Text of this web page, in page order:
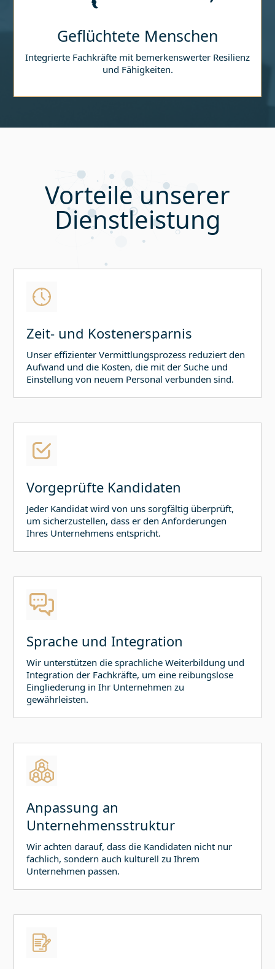
Geflüchtete Menschen
Integrierte Fachkräfte mit bemerkenswerter Resilienz
und Fähigkeiten.
Vorteile unserer
Dienstleistung
Zeit- und Kostenersparnis
Unser effizienter Vermittlungsprozess reduziert den
Aufwand und die Kosten, die mit der Suche und
Einstellung von neuem Personal verbunden sind.
Vorgeprüfte Kandidaten
Jeder Kandidat wird von uns sorgfältig überprüft,
um sicherzustellen, dass er den Anforderungen
Ihres Unternehmens entspricht.
Sprache und Integration
Wir unterstützen die sprachliche Weiterbildung und
Integration der Fachkräfte, um eine reibungslose
Eingliederung in Ihr Unternehmen zu
gewährleisten.
Anpassung an
Unternehmensstruktur
Wir achten darauf, dass die Kandidaten nicht nur
fachlich, sondern auch kulturell zu Ihrem
Unternehmen passen.